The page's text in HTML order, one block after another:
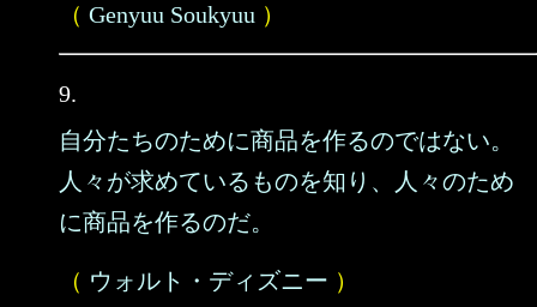
（ Genyuu Soukyuu ）
9.
自分たちのために商品を作るのではない。
人々が求めているものを知り、人々のため
に商品を作るのだ。
（ ウォルト・ディズニー ）